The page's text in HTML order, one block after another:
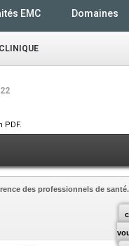
EMC Domaines
PDF.
des professionnels de santé.